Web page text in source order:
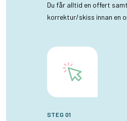
Du får alltid en offert
korrektur/skiss innan en
STEG 01